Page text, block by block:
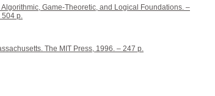
Game-Theoretic, and Logical Foundations. –
504 p.
The MIT Press, 1996. – 247 p.